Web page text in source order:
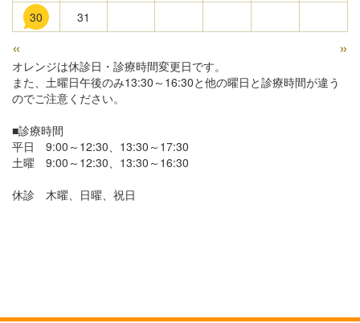
30
31
« »
オレンジは休診日・診療時間変更日です。
また、土曜日午後のみ13:30～16:30と他の曜日と診療時間が違う
のでご注意ください。
■診療時間
平日 9:00～12:30、13:30～17:30
土曜 9:00～12:30、13:30～16:30
休診 木曜、日曜、祝日